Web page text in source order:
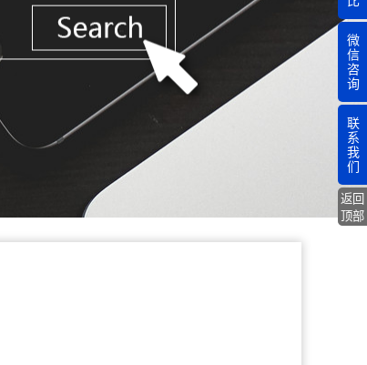
微
信
咨
询
联
系
我
们
返回
顶部